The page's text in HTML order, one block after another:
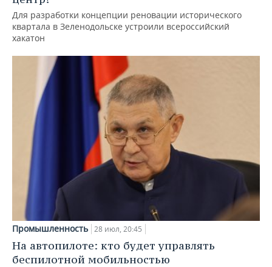
Для разработки концепции реновации исторического
квартала в Зеленодольске устроили всероссийский
хакатон
Промышленность 28 июл, 20:45
На автопилоте: кто будет управлять
беспилотной мобильностью